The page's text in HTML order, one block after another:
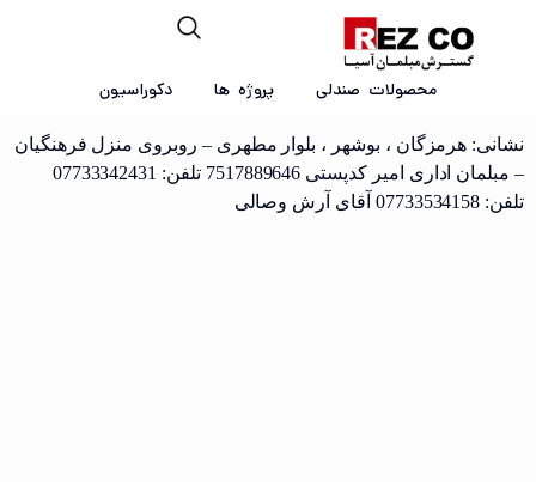
محصولات صندلی پروژه ها دکوراسیون
مبلمان امیر
نشانی: هرمزگان ، بوشهر ، بلوار مطهری – روبروی منزل فرهنگیان
– مبلمان اداری امیر کدپستی 7517889646 تلفن: 07733342431
تلفن: 07733534158 آقای آرش وصالی